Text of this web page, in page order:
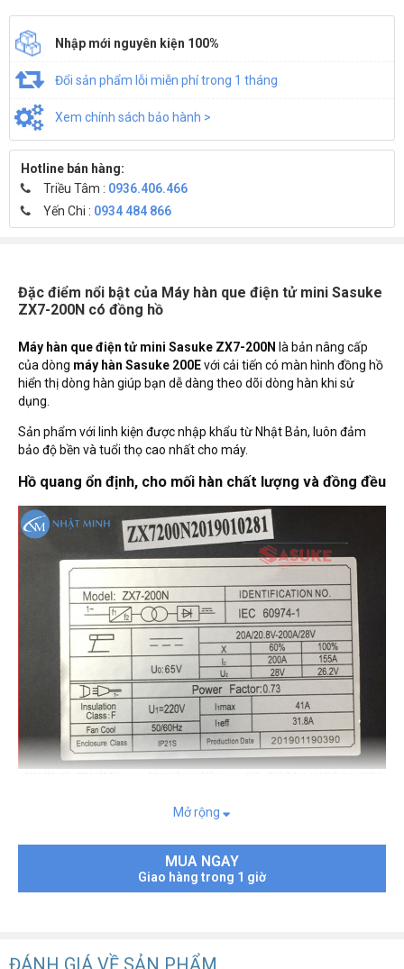
Nhập mới nguyên kiện 100%
Đổi sản phẩm lỗi miễn phí trong 1 tháng
Xem chính sách bảo hành >
Hotline bán hàng:
Triều Tâm : 0936.406.466
Yến Chi : 0934 484 866
Đặc điểm nổi bật của Máy hàn que điện tử mini Sasuke
ZX7-200N có đồng hồ
Máy hàn que điện tử mini Sasuke ZX7-200N là bản nâng cấp
của dòng máy hàn Sasuke 200Evới cải tiến có màn hình đồng hồ
hiển thị dòng hàn giúp bạn dễ dàng theo dõi dòng hàn khi sử
dụng.
Sản phẩm với linh kiện được nhập khẩu từ Nhật Bản, luôn đảm
bảo độ bền và tuổi thọ cao nhất cho máy.
Hồ quang ổn định, cho mối hàn chất lượng và đồng đều
Máy hàn que điện tử mini Sasuke ZX7-200N
chỉnh cường độ dòng hàn 20 - 200A, có thể hàn tốt loại que 1.6 -
Máy hàn Nhật Bản Sasuke được nhiều người đánh giá là hồ
quang ổn định, cho mối hàn chất lượng và đồng đều, có thể hàn
Mở rộng
MUA NGAY
Giao hàng trong 1 giờ
ĐÁNH GIÁ VỀ SẢN PHẨM